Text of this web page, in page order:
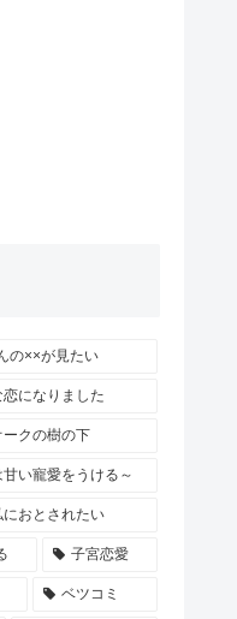
の××が見たい
恋になりました
ークの樹の下
い寵愛をうける～
におとされたい
子宮恋愛
ベツコミ